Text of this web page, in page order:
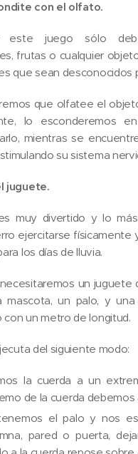
con el olfato.
este juego sólo
frutas o cualquier
que sean desconocidos
que olfatee el
lo esconderemos
mientras se
su sistema
juguete.
muy divertido y lo
ejercitarse físicamente
los días de lluvia.
un juguete
mascota, un palo, y
con un metro de longitud.
del siguiente modo:
la cuerda a un
de la cuerda debemos
el palo y nos
pared o puerta,